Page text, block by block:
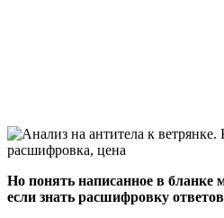
Но понять написанное в бланке
если знать расшифровку